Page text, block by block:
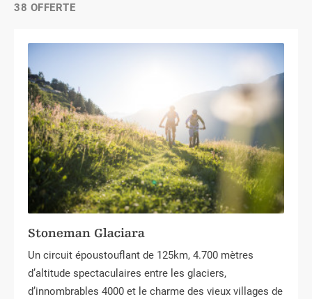
38 OFFERTE
Stoneman Glaciara
Un circuit époustouflant de 125km, 4.700 mètres
d’altitude spectaculaires entre les glaciers,
d’innombrables 4000 et le charme des vieux villages de